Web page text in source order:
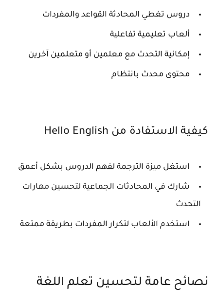
دروس تغطي المحادثة القواعد والمفردات
ألعاب تعليمية تفاعلية
إمكانية التحدث مع معلمين أو متعلمين آخرين
محتوى محدث بانتظام
كيفية الاستفادة من Hello English
استغل ميزة الترجمة لفهم الدروس بشكل أعمق
شارك في المحادثات الجماعية لتحسين مهارات
التحدث
استخدم الألعاب لتكرار المفردات بطريقة ممتعة
نصائح عامة لتحسين تعلم اللغة